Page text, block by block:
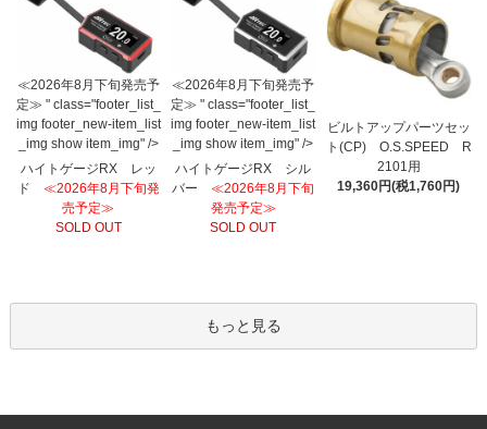
≪2026年8月下旬発売予
定≫ " class="footer_list_
img footer_new-item_list
_img show item_img" />
ハイトゲージRX レッ
ド ≪2026年8月下旬発
売予定≫
SOLD OUT
≪2026年8月下旬発売予
定≫ " class="footer_list_
img footer_new-item_list
_img show item_img" />
ハイトゲージRX シル
バー ≪2026年8月下旬
発売予定≫
SOLD OUT
ビルトアップパーツセッ
ト(CP) O.S.SPEED R
2101用
19,360円(税1,760円)
もっと見る